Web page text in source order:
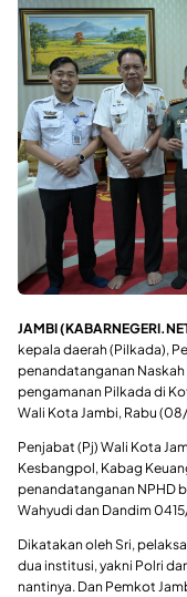
JAMBI
kepala daerah (Pilkada),
penandatanganan Naskah
pengamanan Pilkada di
Wali Kota Jambi, Rabu
Penjabat (Pj) Wali Kota
Kesbangpol, Kabag
penandatanganan NPHD
Wahyudi dan Dandim
Dikatakan oleh Sri,
dua institusi, yakni Polri
nantinya. Dan Pemkot